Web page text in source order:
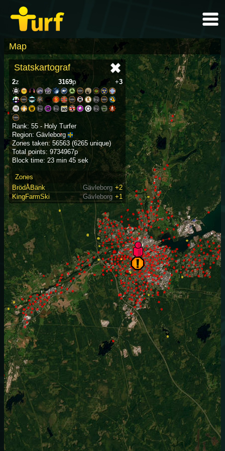
Map
Statskartograf
2z 3169p +3
Rank: 55 - Holy Turfer
Region: Gävleborg
Zones taken: 56563 (6265 unique)
Total points: 9734967p
Block time: 23 min 45 sek
Zones
BrödÅBänk
+2
Gävleborg
KingFarmSki
+1
Gävleborg